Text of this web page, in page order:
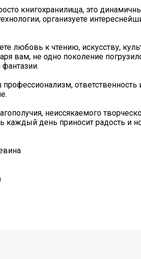
книгохранилища, это
организуете
любовь к чтению, искусству,
вам, не одно поколение
неиссякаемого
каждый день приносит радость и